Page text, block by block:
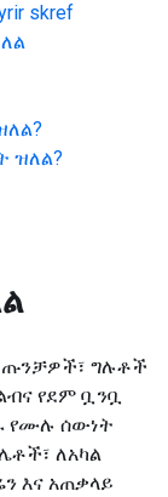
skref
?
ዝለል?
ጡንቻዎች፣ ግሉቶች
የደም ቧንቧ
የሙሉ ሰውነት
ለአካል
እና አጠቃላይ